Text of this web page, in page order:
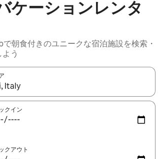
ケーションレンタ
朝食付きのユニークな宿泊施設を検索・
う
果が表示されたら、上下の矢印キーを使って移
クイン
クアウト